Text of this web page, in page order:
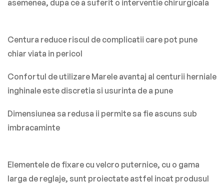
asemenea, dupa ce a suferit o interventie chirurgicala
Centura reduce riscul de complicatii care pot pune
chiar viata in pericol
Confortul de utilizare Marele avantaj al centurii herniale
inghinale este discretia si usurinta de a pune
Dimensiunea sa redusa ii permite sa fie ascuns sub
imbracaminte
Elementele de fixare cu velcro puternice, cu o gama
larga de reglaje, sunt proiectate astfel incat produsul